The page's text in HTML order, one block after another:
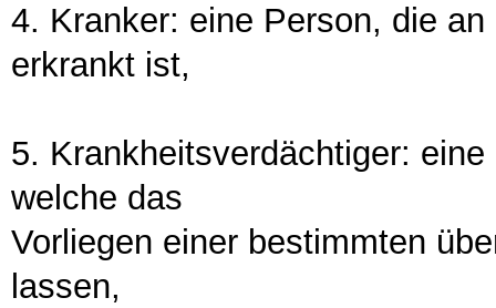
4. Kranker: eine Person, die
erkrankt ist,
5. Krankheitsverdächtiger:
welche das
Vorliegen einer bestimmten
lassen,